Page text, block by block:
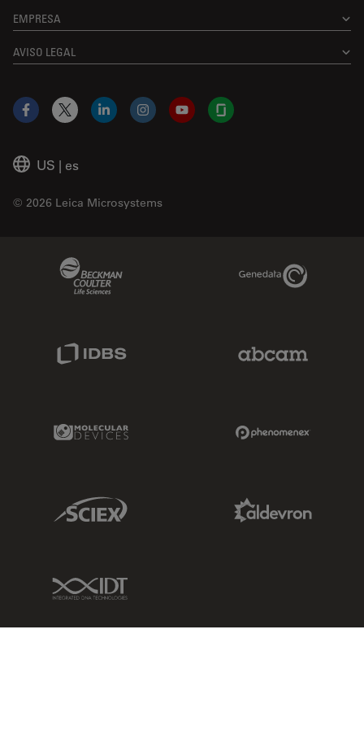
EMPRESA
AVISO LEGAL
US | es
© 2026 Leica Microsystems
Facebook
X LinkedInInstagramYouTubeGlassdoor
Genedata Link
Molecular Devices Link
Sciex Link
IDT Link